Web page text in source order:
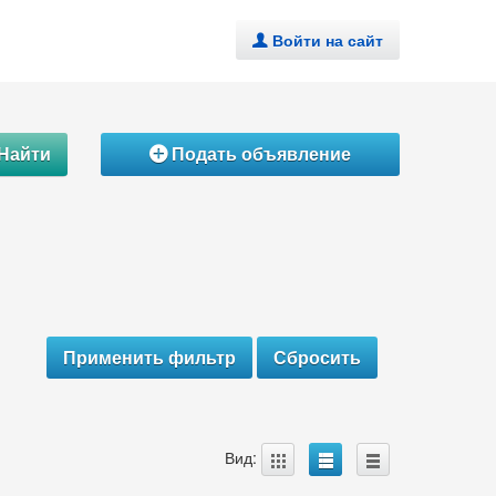
. Войти на сайт
ÁПодать объявление
Вид: A B C